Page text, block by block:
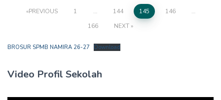
PostsPREVIOUS 1 … 144 145 146
…
166
NEXT
BROSUR SPMB NAMIRA 26-27 Download
Video Profil Sekolah